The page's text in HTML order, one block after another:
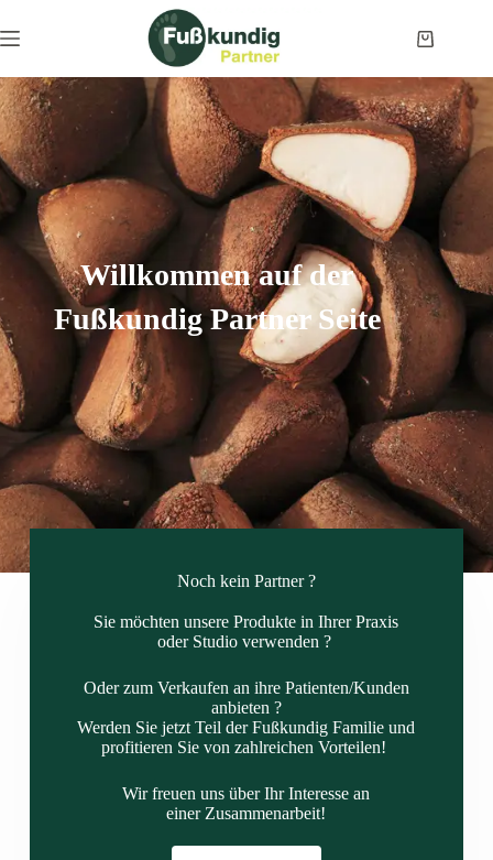
Willkommen auf der
Fußkundig Partner Seite
Noch kein Partner ?
Sie möchten unsere Produkte in Ihrer Praxis
oder Studio verwenden ?
Oder zum Verkaufen an ihre Patienten/Kunden
anbieten ?
Werden Sie jetzt Teil der Fußkundig Familie und
profitieren Sie von zahlreichen Vorteilen!
Wir freuen uns über Ihr Interesse an
einer Zusammenarbeit!